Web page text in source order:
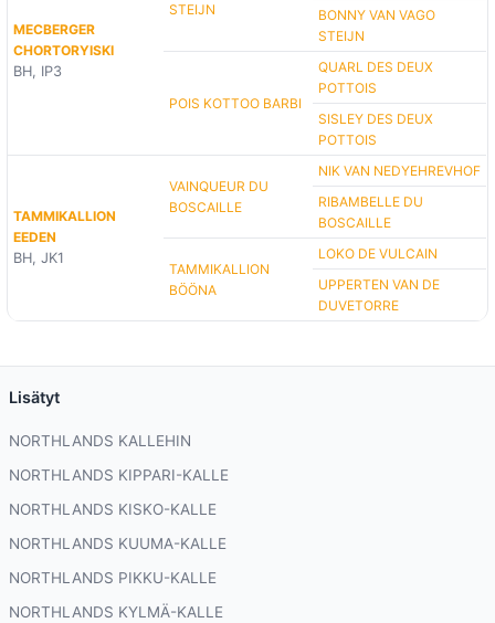
MECBERGER
CHORTORYISKI
BH, IP3
STEIJN
BONNY VAN VAGO
STEIJN
POIS KOTTOO BARBI
QUARL DES DEUX
POTTOIS
SISLEY DES DEUX
POTTOIS
TAMMIKALLION
EEDEN
BH, JK1
VAINQUEUR DU
BOSCAILLE
NIK VAN NEDYEHREVHOF
RIBAMBELLE DU
BOSCAILLE
TAMMIKALLION
BÖÖNA
LOKO DE VULCAIN
UPPERTEN VAN DE
DUVETORRE
Lisätyt
NORTHLANDS KALLEHIN
NORTHLANDS KIPPARI-KALLE
NORTHLANDS KISKO-KALLE
NORTHLANDS KUUMA-KALLE
NORTHLANDS PIKKU-KALLE
NORTHLANDS KYLMÄ-KALLE